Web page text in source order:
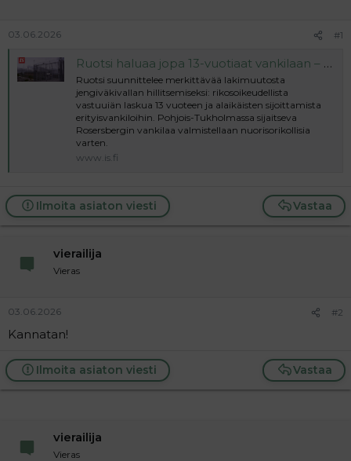
n
l
o
e
s
t
i
03.06.2026 #1
Ruotsi haluaa jopa 13-vuotiaat vankilaan – vankilan johtaja: ”Pitäisikö sallia pehmolelut”
Ruotsi suunnittelee merkittävää lakimuutosta
jengiväkivallan hillitsemiseksi: rikosoikeudellista
vastuuiän laskua 13 vuoteen ja alaikäisten sijoittamista
erityisvankiloihin. Pohjois-Tukholmassa sijaitseva
Rosersbergin vankilaa valmistellaan nuorisorikollisia
varten.
www.is.fi
Vastaa
Ilmoita asiaton viesti
vierailija
Vieras
03.06.2026 #2
Kannatan!
Vastaa
Ilmoita asiaton viesti
vierailija
Vieras